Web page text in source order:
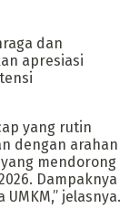
dan
apresiasi
yang rutin
dengan arahan
yang mendorong
Dampaknya
jelasnya.